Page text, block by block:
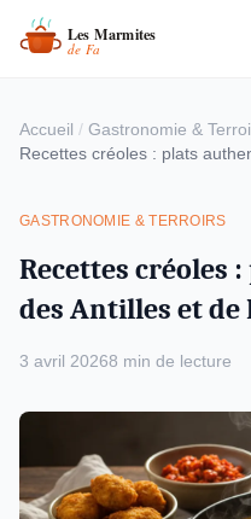
Accueil / Gastronomie &
GASTRONOMIE & TERROIRS
Recettes créoles
des Antilles et de
3 avril 20268 min de lecture